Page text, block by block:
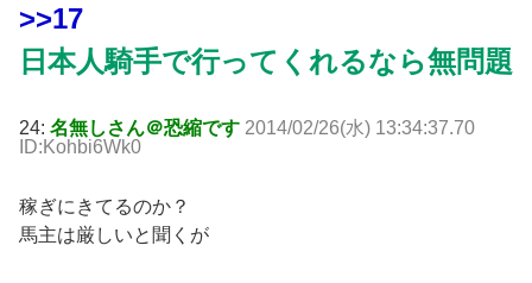
>>17
日本人騎手で行ってくれるなら無問題
24: 名無しさん＠恐縮です 2014/02/26(水) 13:34:37.70
ID:Kohbi6Wk0
稼ぎにきてるのか？
馬主は厳しいと聞くが